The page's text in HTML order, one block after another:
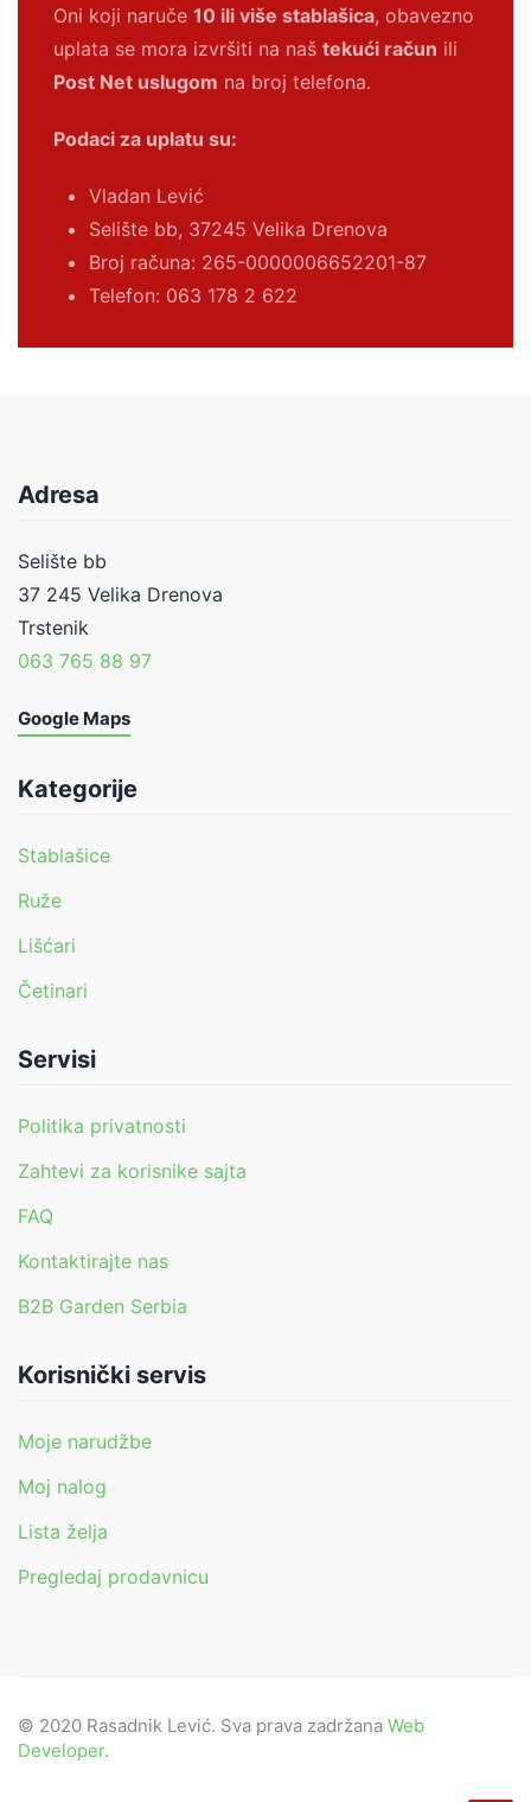
Oni koji naruče 10 ili više stablašica, obavezno
uplata se mora izvršiti na naš tekući račun ili
Post Net uslugom na broj telefona.
Podaci za uplatu su:
Vladan Lević
Selište bb, 37245 Velika Drenova
Broj računa: 265-0000006652201-87
Telefon: 063 178 2 622
Adresa
Selište bb
37 245 Velika Drenova
Trstenik
063 765 88 97
Google Maps
Kategorije
Stablašice
Ruže
Lišćari
Četinari
Servisi
Politika privatnosti
Zahtevi za korisnike sajta
FAQ
Kontaktirajte nas
B2B Garden Serbia
Korisnički servis
Moje narudžbe
Moj nalog
Lista želja
Pregledaj prodavnicu
© 2020 Rasadnik Lević. Sva prava zadržana Web
Developer.